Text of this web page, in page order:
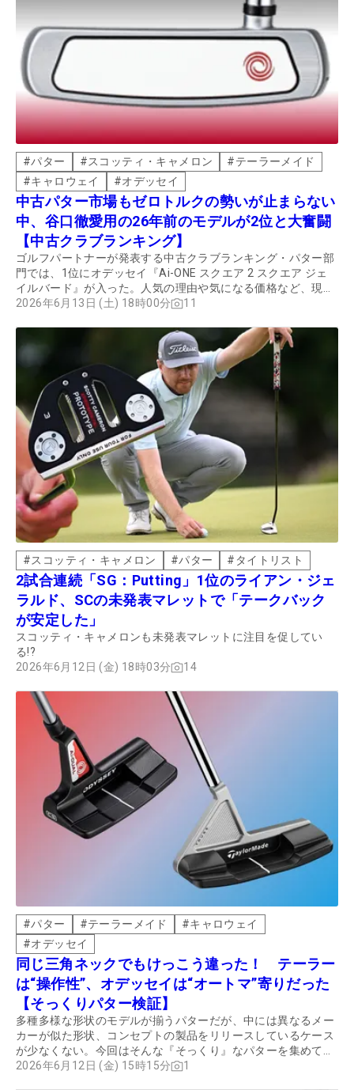
#パター #スコッティ・キャメロン #テーラーメイド
#キャロウェイ #オデッセイ
中古パター市場もゼロトルクの勢いが止まらない
中、谷口徹愛用の26年前のモデルが2位と大奮闘
【中古クラブランキング】
ゴルフパートナーが発表する中古クラブランキング・パター部
門では、1位にオデッセイ『Ai-ONE スクエア 2 スクエア ジェ
イルバード』が入った。人気の理由や気になる価格など、現在
のトレンドをゴルフパートナー藤沢長後店の店長を務める島田
2026年6月13日 (土) 18時00分 11
#スコッティ・キャメロン #パター # タイトリスト
2試合連続「SG：Putting」1位のライアン・ジェ
ラルド、SCの未発表マレットで「テークバック
が安定した」
スコッティ・キャメロンも未発表マレットに注目を促してい
る!?
2026年6月12日 (金) 18時03分
14
#パター #テーラーメイド #キャロウェイ
#オデッセイ
同じ三角ネックでもけっこう違った！ テーラー
は“操作性”、オデッセイは“オートマ”寄りだった
【そっくりパター検証】
多種多様な形状のモデルが揃うパターだが、中には異なるメー
カーが似た形状、コンセプトの製品をリリースしているケース
が少なくない。今回はそんな『そっくり』なパターを集めて、
共通点や違いを徹底検証した。
2026年6月12日 (金) 15時15分 1